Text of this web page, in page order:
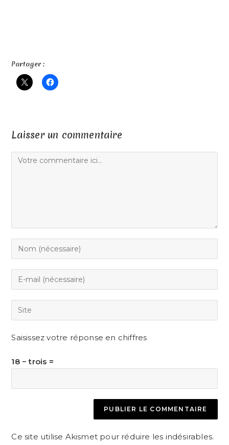
Partager :
Laisser un commentaire
Comment
Enter
your
name
to
comment
Enter
your
email
address
comment
Saisir
l’URL
(facultatif)
Saisissez votre réponse en chiffres
18 − trois =
Ce site utilise Akismet pour réduire les indésirables.